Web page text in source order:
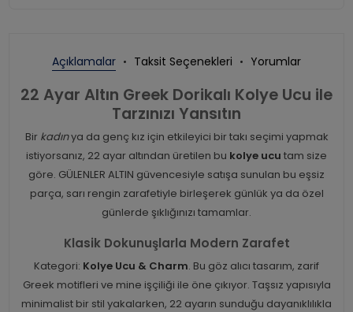
Açıklamalar Taksit Seçenekleri Yorumlar
22 Ayar Altın Greek Dorikalı Kolye Ucu ile
Tarzınızı Yansıtın
Bir kadınya da genç kız için etkileyici bir takı seçimi yapmak
istiyorsanız, 22 ayar altından üretilen bu kolye ucu tam size
göre. GÜLENLER ALTIN güvencesiyle satışa sunulan bu eşsiz
parça, sarı rengin zarafetiyle birleşerek günlük ya da özel
günlerde şıklığınızı tamamlar.
Klasik Dokunuşlarla Modern Zarafet
Kategori: Kolye Ucu & Charm. Bu göz alıcı tasarım, zarif
Greek motifleri ve mine işçiliği ile öne çıkıyor. Taşsız yapısıyla
minimalist bir stil yakalarken, 22 ayarın sunduğu dayanıklılıkla